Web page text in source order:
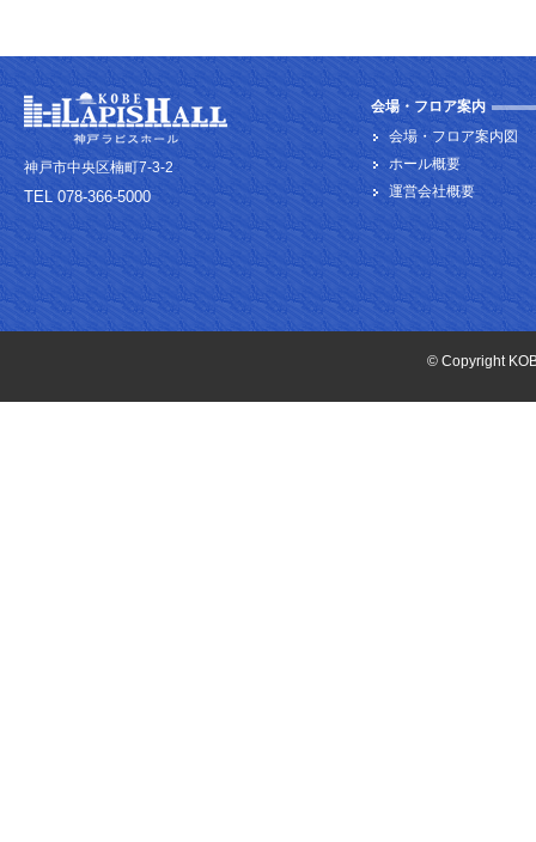
神戸市中央区楠町7-3-2
TEL 078-366-5000
会場・フロア案内
会場・フロア案内図
ホール概要
運営会社概要
© Copyright